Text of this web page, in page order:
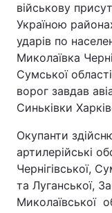
військову
Україною
ударів по
Миколаївка
Сумської
ворог завдав
Синьківки
Окупанти
артилерійські
Чернігівської,
та Луганської,
Миколаївської